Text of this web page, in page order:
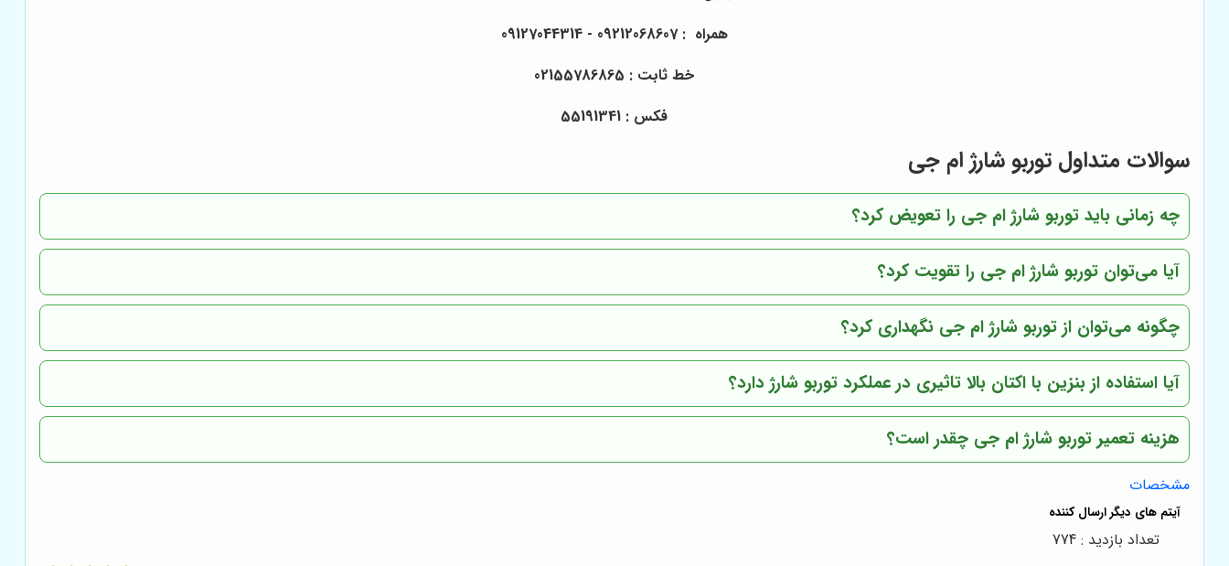
همراه :09212068607
- 09127044314
خط ثابت : 02155786865
فکس : 55191341
سوالات متداول توربو شارژ ام جی
چه زمانی باید توربو شارژ ام جی را تعویض کرد؟
آیا می‌توان توربو شارژ ام جی را تقویت کرد؟
چگونه می‌توان از توربو شارژ ام جی نگهداری کرد؟
آیا استفاده از بنزین با اکتان بالا تاثیری در عملکرد توربو شارژ دارد؟
هزینه تعمیر توربو شارژ ام جی چقدر است؟
مشخصات
تعداد بازدید : 774